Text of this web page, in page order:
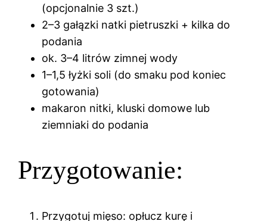
(opcjonalnie 3 szt.)
2–3 gałązki natki pietruszki + kilka do
podania
ok. 3–4 litrów zimnej wody
1–1,5 łyżki soli (do smaku pod koniec
gotowania)
makaron nitki, kluski domowe lub
ziemniaki do podania
Przygotowanie:
Przygotuj mięso: opłucz kurę i